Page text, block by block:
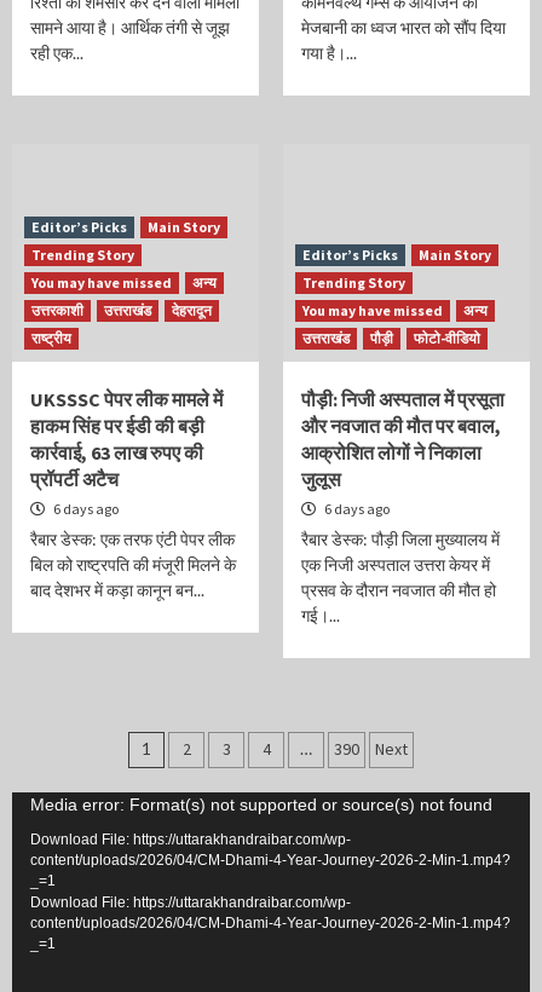
सामने आया है। आर्थिक तंगी से जूझ
रही एक...
मेजबानी का ध्वज भारत को सौंप दिया
गया है।...
Editor’s Picks
Main Story
Trending Story
You may have missed
अन्य
उत्तरकाशी
उत्तराखंड
देहरादून
राष्ट्रीय
UKSSSC पेपर लीक मामले में
हाकम सिंह पर ईडी की बड़ी
कार्रवाई, 63 लाख रुपए की
प्रॉपर्टी अटैच
6 days ago
रैबार डेस्क: एक तरफ एंटी पेपर लीक
बिल को राष्ट्रपति की मंजूरी मिलने के
बाद देशभर में कड़ा कानून बन...
Editor’s Picks
Main Story
Trending Story
You may have missed
अन्य
उत्तराखंड
पौड़ी फोटो-वीडियो
पौड़ी: निजी अस्पताल में प्रसूता
और नवजात की मौत पर बवाल,
आक्रोशित लोगों ने निकाला
जुलूस
6 days ago
रैबार डेस्क: पौड़ी जिला मुख्यालय में
एक निजी अस्पताल उत्तरा केयर में
प्रसव के दौरान नवजात की मौत हो
गई।...
Posts
navigation
1 2 3 4 … 390 Next
Video
Player
Media error: Format(s) not supported or source(s) not found
Download File: https://uttarakhandraibar.com/wp-
content/uploads/2026/04/CM-Dhami-4-Year-Journey-2026-2-Min-1.mp4?
_=1
Download File: https://uttarakhandraibar.com/wp-
content/uploads/2026/04/CM-Dhami-4-Year-Journey-2026-2-Min-1.mp4?
_=1